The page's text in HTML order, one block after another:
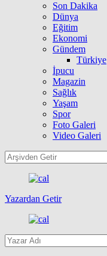
Son Dakika
Dünya
Eğitim
Ekonomi
Gündem
Türkiye
İpucu
Magazin
Sağlık
Yaşam
Spor
Foto Galeri
Video Galeri
Yazardan Getir